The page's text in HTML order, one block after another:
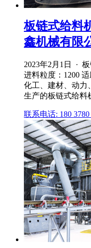
板链式给料
鑫机械有限
2023年2月1日 ·
进料粒度：1200
化工、建材、动力
生产的板链式给料
联系电话: 180 3780